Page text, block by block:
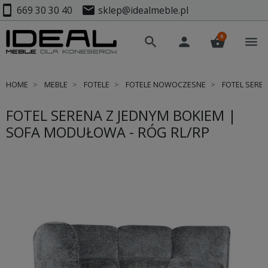
smartphone 669 30 30 40 mail sklep@idealmeble.pl
search person shopping_basket
0 menu
HOME MEBLE FOTELE FOTELE NOWOCZESNE FOTEL
FOTEL SERENA Z JEDNYM BOKIEM |
SOFA MODUŁOWA - RÓG RL/RP